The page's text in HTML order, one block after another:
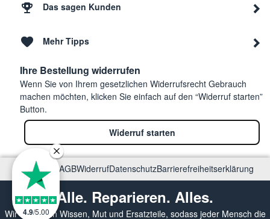
Das sagen Kunden
Mehr Tipps
Ihre Bestellung widerrufen
Wenn Sie von Ihrem gesetzlichen Widerrufsrecht Gebrauch
machen möchten, klicken Sie einfach auf den “Widerruf starten”
Button.
Widerruf starten
ImpressumAGBWiderrufDatenschutzBarrierefreiheitserklärung
Alle. Reparieren. Alles.
Wir vermitteln Wissen, Mut und Ersatzteile, sodass jeder Mensch die
4.9/5.00